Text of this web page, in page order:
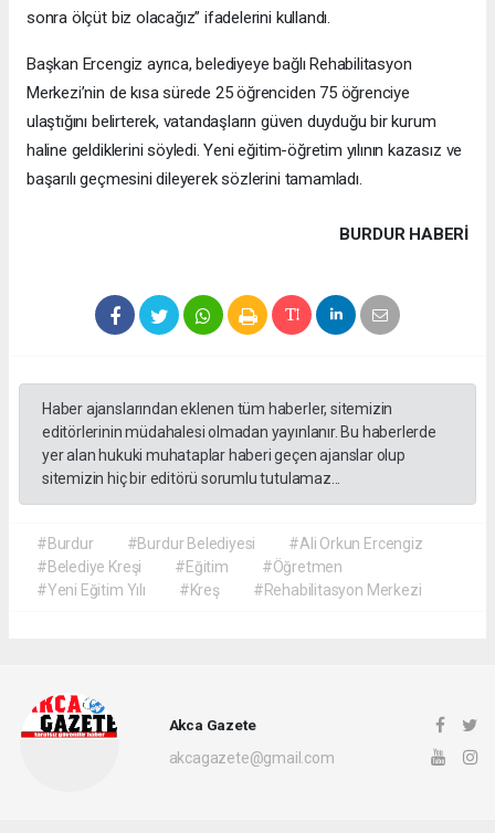
sonra ölçüt biz olacağız” ifadelerini kullandı.
Başkan Ercengiz ayrıca, belediyeye bağlı Rehabilitasyon
Merkezi’nin de kısa sürede 25 öğrenciden 75 öğrenciye
ulaştığını belirterek, vatandaşların güven duyduğu bir kurum
haline geldiklerini söyledi. Yeni eğitim-öğretim yılının kazasız ve
başarılı geçmesini dileyerek sözlerini tamamladı.
BURDUR HABERİ
Haber ajanslarından eklenen tüm haberler, sitemizin
editörlerinin müdahalesi olmadan yayınlanır. Bu haberlerde
yer alan hukuki muhataplar haberi geçen ajanslar olup
sitemizin hiç bir editörü sorumlu tutulamaz...
#Burdur #Burdur Belediyesi
#Ali Orkun Ercengiz
#Belediye Kreşi
#Eğitim
#Öğretmen
#Yeni Eğitim Yılı
#Kreş #Rehabilitasyon Merkezi
Akca Gazete
akcagazete@gmail.com